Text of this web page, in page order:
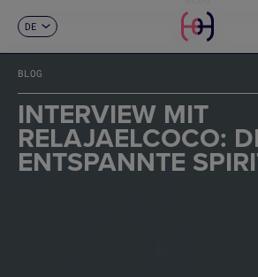
EN
FR
DE
IT
PT
KONTAKT
BLOG
INTERVIEW MIT
RELAJAELCOCO:
ENTSPANNTE